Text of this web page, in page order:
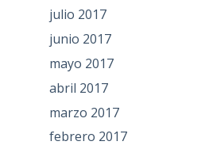
julio 2017
junio 2017
mayo 2017
abril 2017
marzo 2017
febrero 2017